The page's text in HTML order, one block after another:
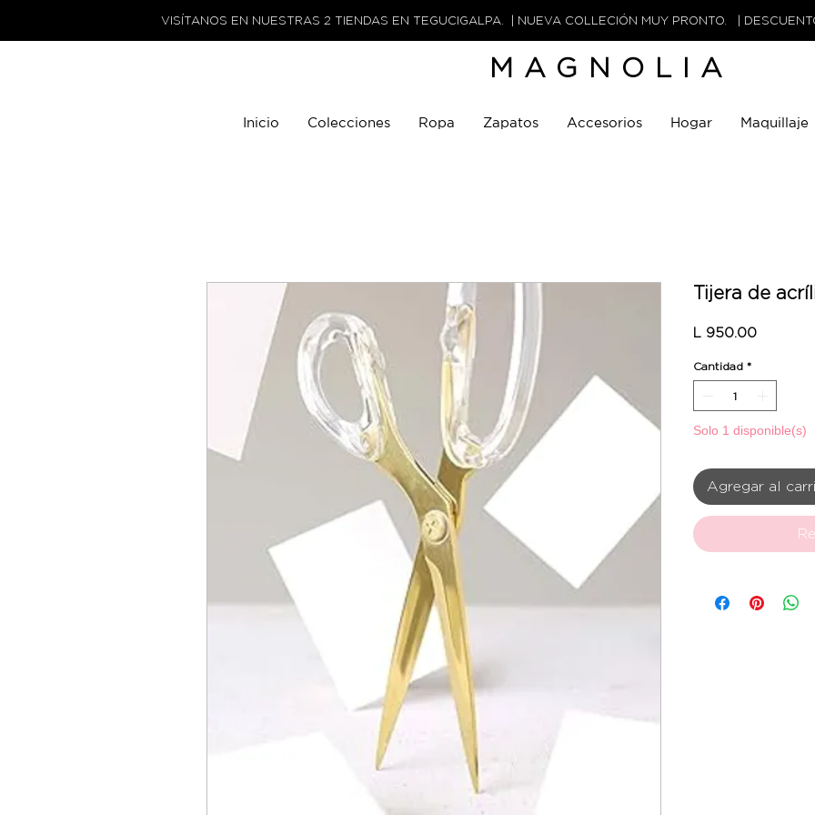
VISÍTANOS EN NUESTRAS 2 TIENDAS EN TEGUCIGALPA. | NUEVA COLLECIÓN MUY PRONTO. |
MAGNOLIA
Inicio Colecciones Ropa Zapatos Accesorios Hogar Maquillaje
Tijera de
L 950.00Precio
Cantidad *
Solo 1 disponible(s)
Agregar al